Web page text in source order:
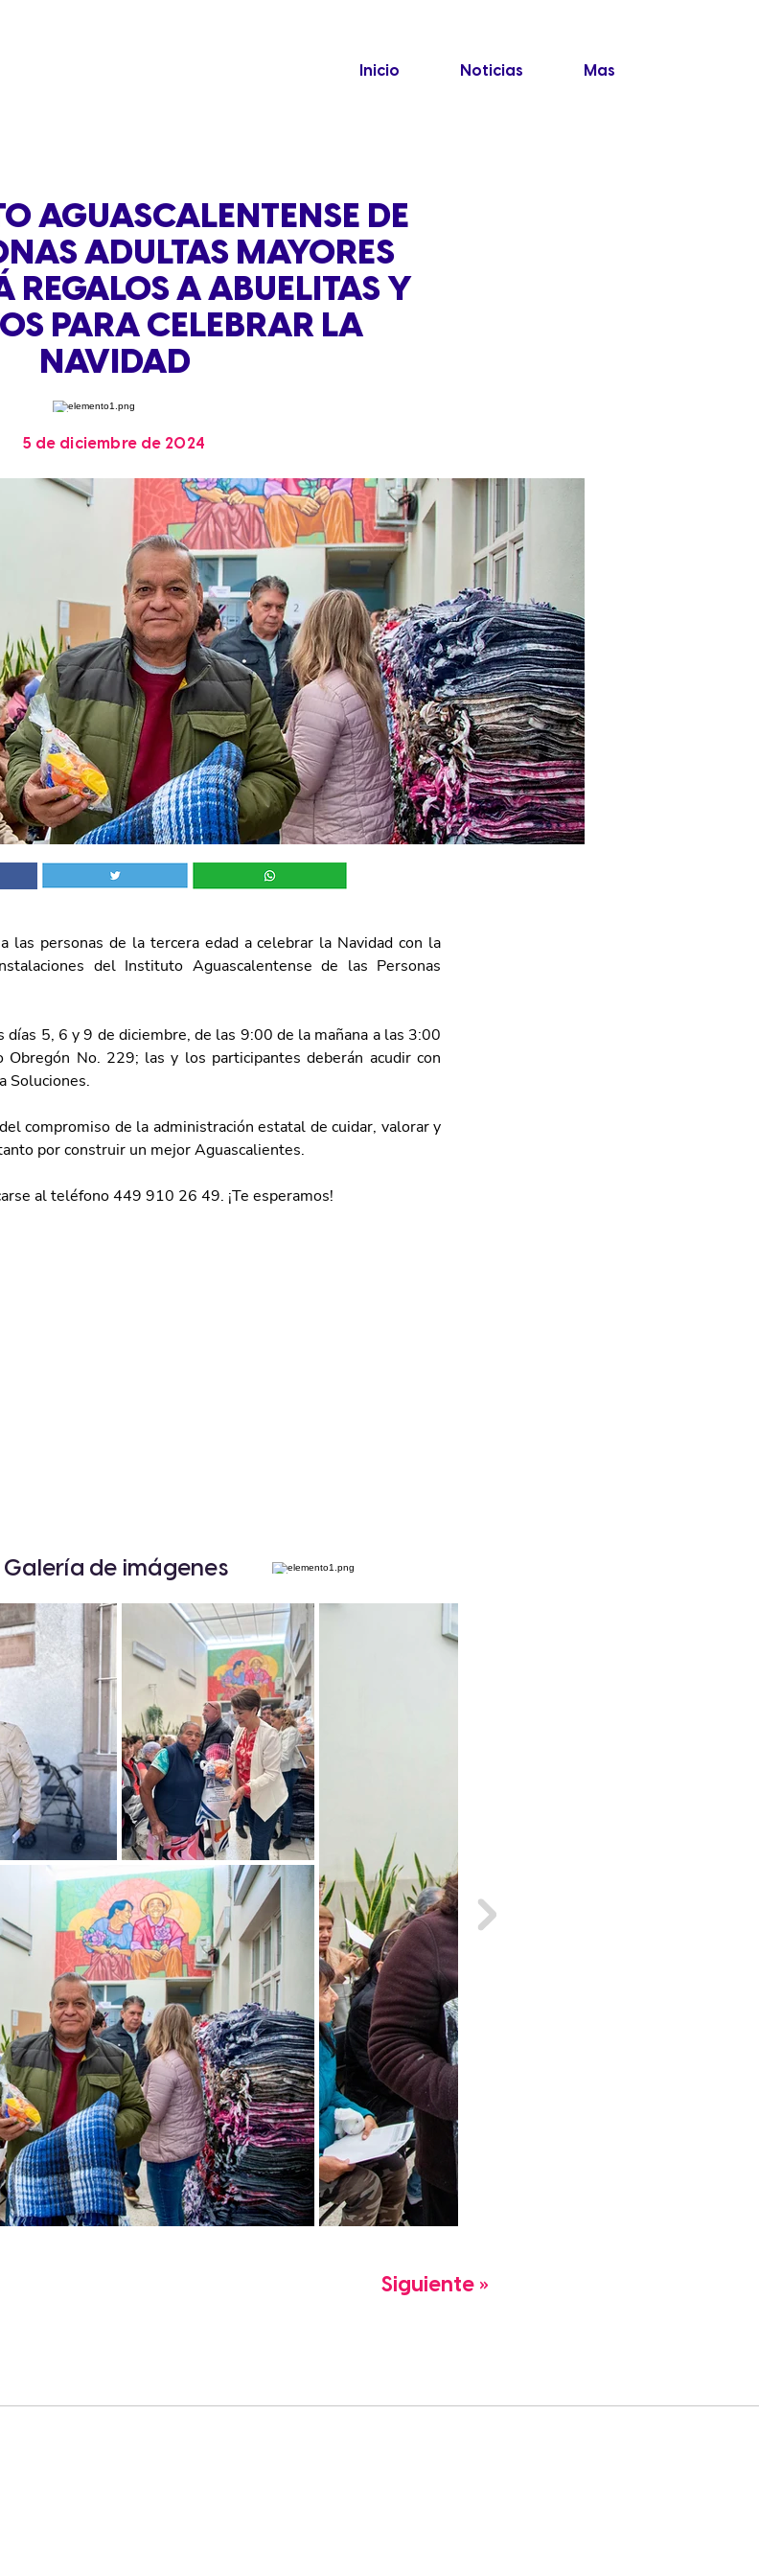
Inicio Noticias Mas
AGUASCALENTENSE DE
ADULTAS MAYORES
REGALOS A ABUELITAS Y
PARA CELEBRAR LA
NAVIDAD
5 de diciembre de 2024
las personas de la tercera edad a celebrar la Navidad con la
del Instituto Aguascalentense de las Personas
5, 6 y 9 de diciembre, de las 9:00 de la mañana a las 3:00
No. 229; las y los participantes deberán acudir con
Soluciones.
compromiso de la administración estatal de cuidar, valorar y
por construir un mejor Aguascalientes.
al teléfono 449 910 26 49. ¡Te esperamos!
Galería de imágenes
Siguiente »